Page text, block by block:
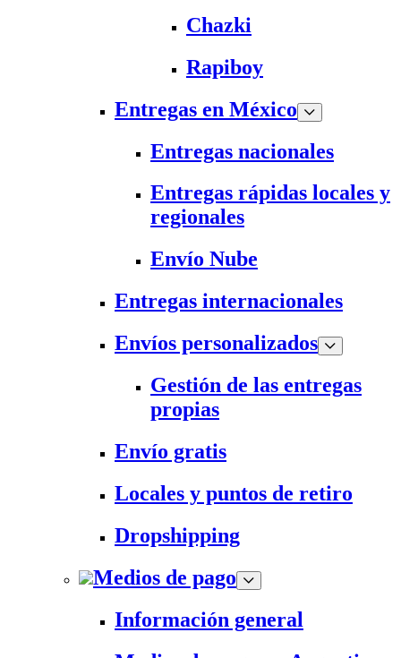
Chazki
Rapiboy
Entregas en México
Entregas nacionales
Entregas rápidas locales y
regionales
Envío Nube
Entregas internacionales
Envíos personalizados
Gestión de las entregas
propias
Envío gratis
Locales y puntos de retiro
Dropshipping
Medios de pago
Información general